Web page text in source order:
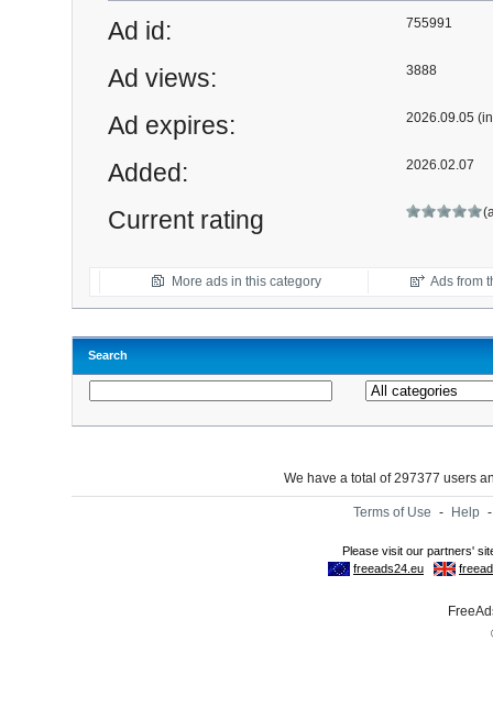
Ad id: 755991
Ad views: 3888
Ad expires: 2026.09.05
Added: 2026.02.07
Current rating
More ads in this category Ads from
Search
We have a total of 297377 users
Terms of Use - Help